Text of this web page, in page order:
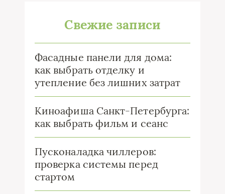
Свежие записи
Фасадные панели для дома:
как выбрать отделку и
утепление без лишних затрат
Киноафиша Санкт-Петербурга:
как выбрать фильм и сеанс
Пусконаладка чиллеров:
проверка системы перед
стартом